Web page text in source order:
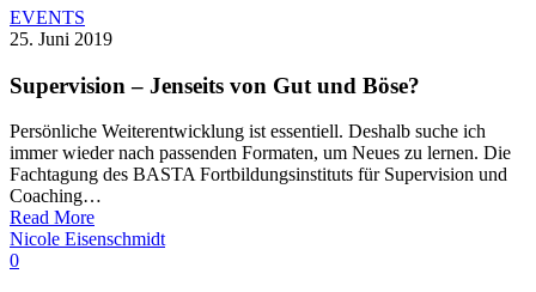
EVENTS
25. Juni 2019
Supervision – Jenseits von Gut und Böse?
Persönliche Weiterentwicklung ist essentiell. Deshalb suche ich
immer wieder nach passenden Formaten, um Neues zu lernen. Die
Fachtagung des BASTA Fortbildungsinstituts für Supervision und
Coaching…
Read More
Nicole Eisenschmidt
0